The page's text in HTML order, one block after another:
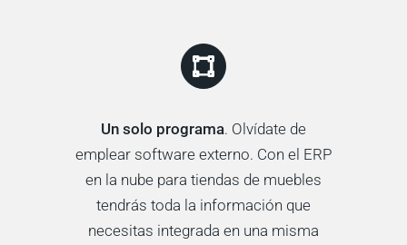
Un solo programa. Olvídate de
emplear software externo. Con el ERP
en la nube para tiendas de muebles
tendrás toda la información que
necesitas integrada en una misma